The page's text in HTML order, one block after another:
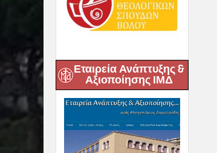
Εταιρεία Ανάπτυξης &
Αξιοποίησης ΙΜΔ